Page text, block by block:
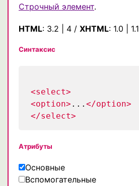
Строчный элемент.
HTML: 3.2 4 / XHTML: 1.0 1.1
Синтаксис
<select>
<option> ... </option>
</select>
Атрибуты
Основные
Вспомогательные